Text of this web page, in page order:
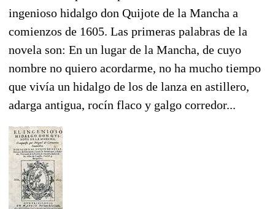
ingenioso hidalgo don Quijote de la Mancha a
comienzos de 1605. Las primeras palabras de la
novela son: En un lugar de la Mancha, de cuyo
nombre no quiero acordarme, no ha mucho tiempo
que vivía un hidalgo de los de lanza en astillero,
adarga antigua, rocín flaco y galgo corredor...